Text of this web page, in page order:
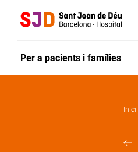
Per a pacients i famílies
Inici